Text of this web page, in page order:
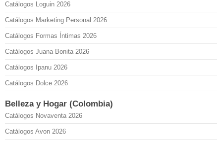
Catálogos Loguin 2026
Catálogos Marketing Personal 2026
Catálogos Formas Íntimas 2026
Catálogos Juana Bonita 2026
Catálogos Ipanu 2026
Catálogos Dolce 2026
Belleza y Hogar (Colombia)
Catálogos Novaventa 2026
Catálogos Avon 2026